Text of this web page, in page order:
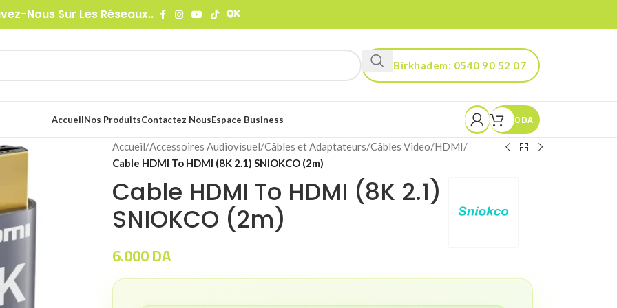
Nous Sur Les Réseaux..
Birkhadem: 0540 90 52 07
Kouba: 0560 90 52 03
AccueilNos ProduitsContactez NousEspace Business 0DA
Accueil/Accessoires Audiovisuel/Câbles et Adaptateurs/Câbles Video/HDMI/
Cable HDMI To HDMI (8K 2.1) SNIOKCO (2m)
Cable HDMI To HDMI (8K 2.1)
SNIOKCO (2m)
6.000DA